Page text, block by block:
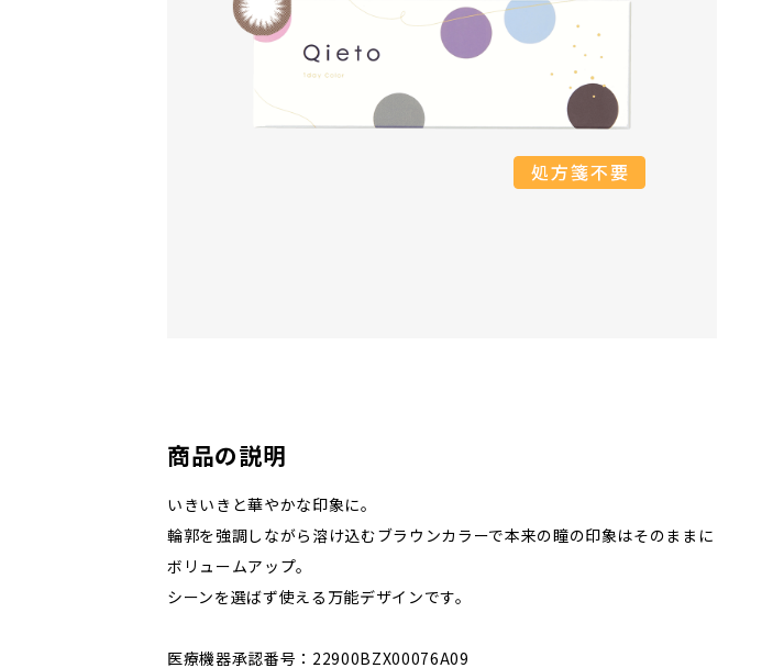
商品の説明
いきいきと華やかな印象に。
輪郭を強調しながら溶け込むブラウンカラーで本来の瞳の印象はそのままに
ボリュームアップ。
シーンを選ばず使える万能デザインです。
医療機器承認番号：22900BZX00076A09